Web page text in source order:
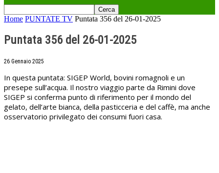
Home PUNTATE TV Puntata 356 del 26-01-2025
Puntata 356 del 26-01-2025
26 Gennaio 2025
In questa puntata: SIGEP World, bovini romagnoli e un
presepe sull’acqua. Il nostro viaggio parte da Rimini dove
SIGEP si conferma punto di riferimento per il mondo del
gelato, dell’arte bianca, della pasticceria e del caffè, ma anche
osservatorio privilegato dei consumi fuori casa.